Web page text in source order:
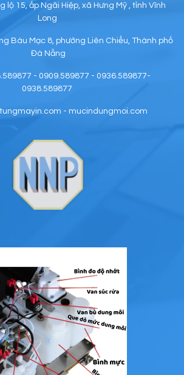
lộ 15, ấp Ngãi Hiệp, xã Hưng Mỹ , tỉnh Vĩnh
Long
Bàu Mạc 8, phường Liên Chiểu, Thành phố
Đà Nẵng
- 0909.589877 - 0936.589877-
0938.589877
- mucindungmoi.com